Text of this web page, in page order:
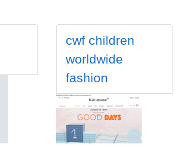
cwf children
worldwide
fashion